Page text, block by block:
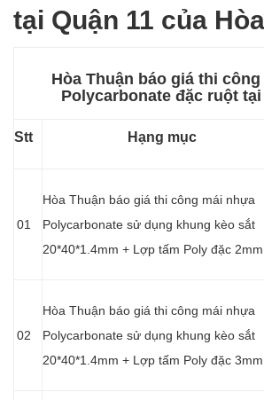
tại Quận 11 của
Hòa Thuận báo giá thi
Polycarbonate đặc ruột tại
Stt Hạng mục
01
Hòa Thuận báo giá thi công mái nhựa
Polycarbonate sử dụng khung kèo sắt
20*40*1.4mm + Lợp tấm Poly đặc 2mm
02
Hòa Thuận báo giá thi công mái nhựa
Polycarbonate sử dụng khung kèo sắt
20*40*1.4mm + Lợp tấm Poly đặc 3mm